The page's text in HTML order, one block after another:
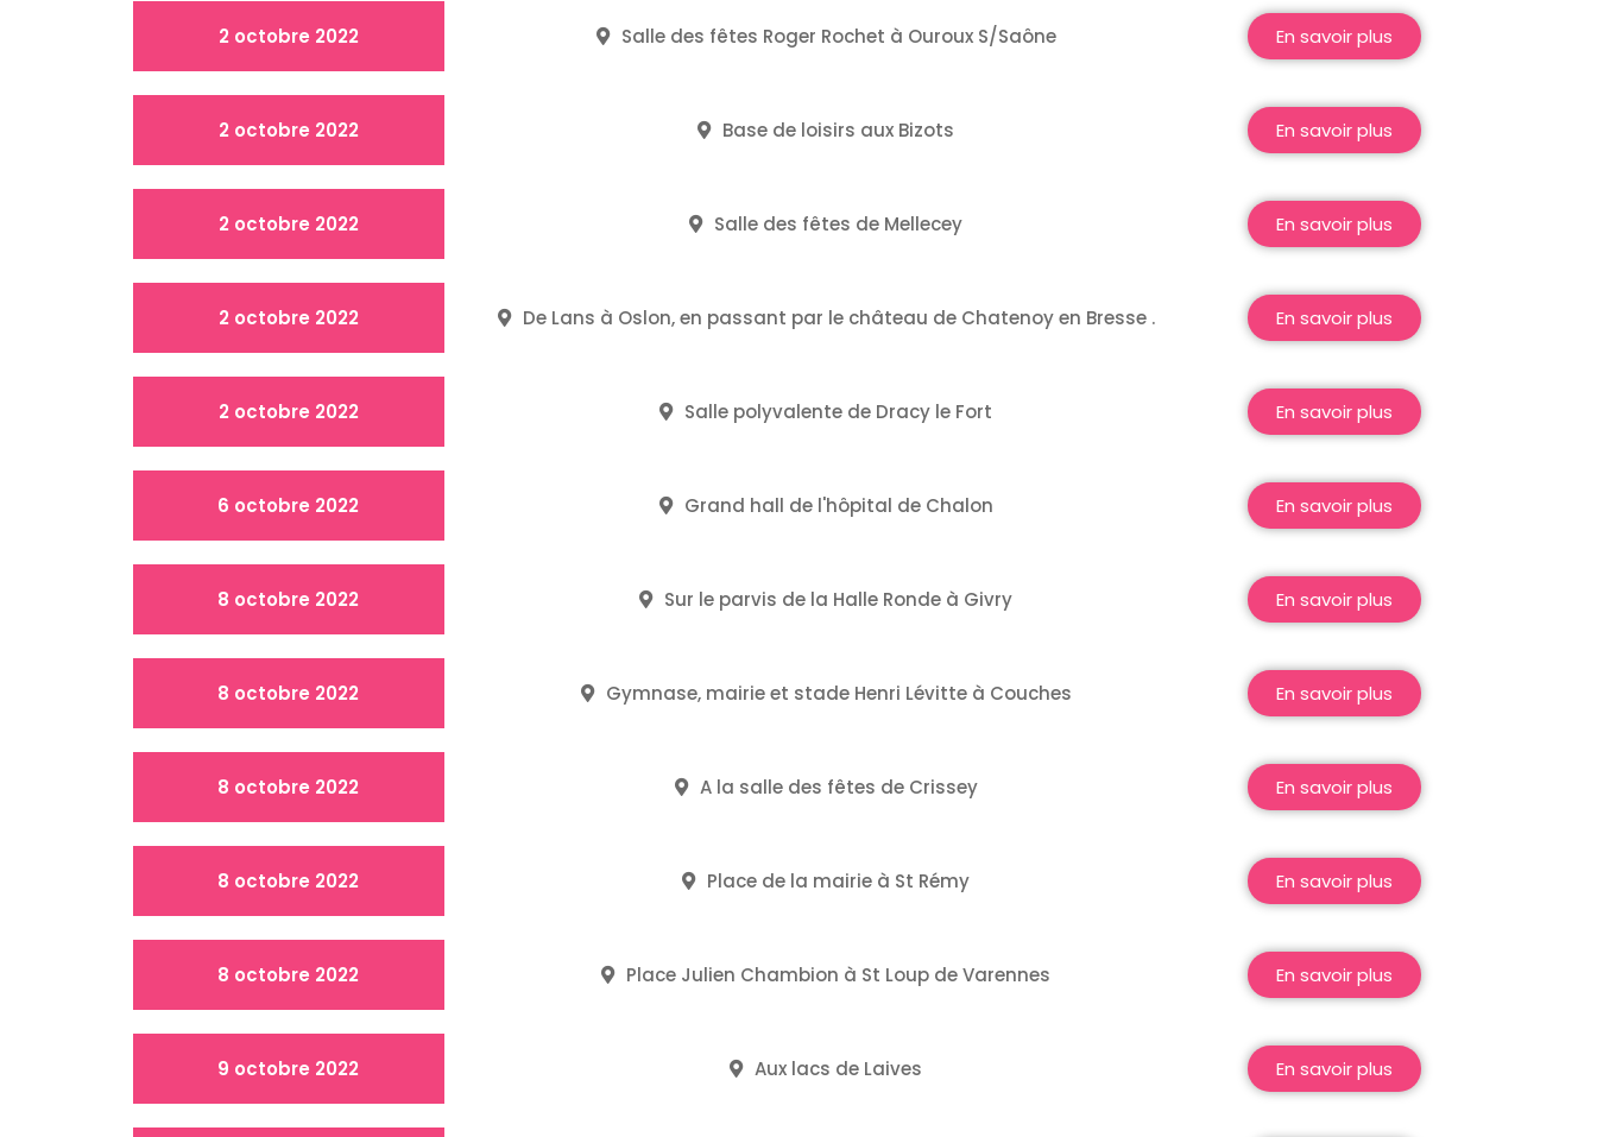
2 octobre 2022 Salle des fêtes Roger Rochet à Ouroux S/Saône En savoir plus
2 octobre 2022 Base de loisirs aux Bizots En savoir plus
2 octobre 2022 Salle des fêtes de Mellecey En savoir plus
2 octobre 2022 De Lans à Oslon, en passant par le château de Chatenoy en Bresse . En savoir plus
2 octobre 2022 Salle polyvalente de Dracy le Fort En savoir plus
6 octobre 2022 Grand hall de l'hôpital de Chalon En savoir plus
8 octobre 2022 Sur le parvis de la Halle Ronde à Givry En savoir plus
8 octobre 2022 Gymnase, mairie et stade Henri Lévitte à Couches En savoir plus
8 octobre 2022 A la salle des fêtes de Crissey En savoir plus
8 octobre 2022 Place de la mairie à St Rémy En savoir plus
8 octobre 2022 Place Julien Chambion à St Loup de Varennes En savoir plus
9 octobre 2022 Aux lacs de Laives En savoir plus